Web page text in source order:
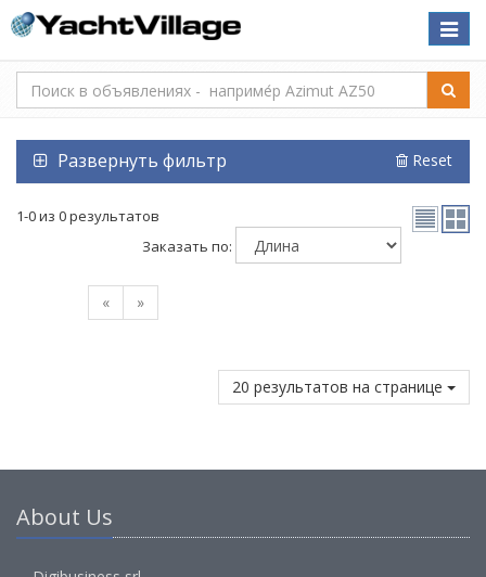
Toggle
Развернуть фильтр Reset
1-0 из 0 результатов
Заказать по:
« »
20 результатов на странице
About Us